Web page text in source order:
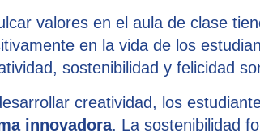
valores en el aula de clase
en la vida de los
sostenibilidad y felicidad
creatividad, los
innovadora. La sostenibilidad